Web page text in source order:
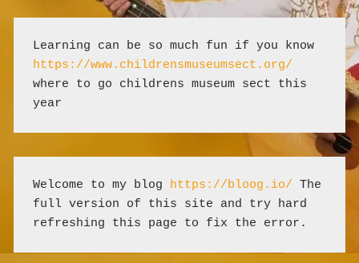
https://www.childrensmuseumsect.org/
where to go childrens museum sect this
year
Welcome to my blog https://bloog.io/ The
full version of this site and try hard
refreshing this page to fix the error.